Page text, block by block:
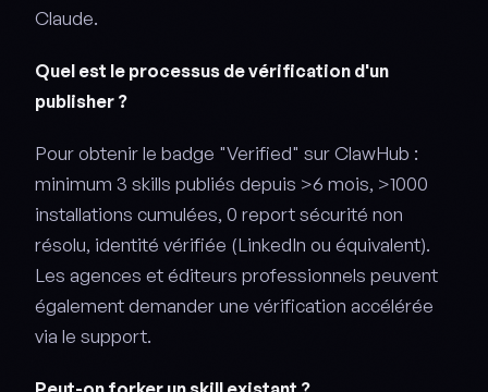
Claude.
Quel est le processus de vérification d'un
publisher ?
Pour obtenir le badge "Verified" sur ClawHub :
minimum 3 skills publiés depuis >6 mois, >1000
installations cumulées, 0 report sécurité non
résolu, identité vérifiée (LinkedIn ou équivalent).
Les agences et éditeurs professionnels peuvent
également demander une vérification accélérée
via le support.